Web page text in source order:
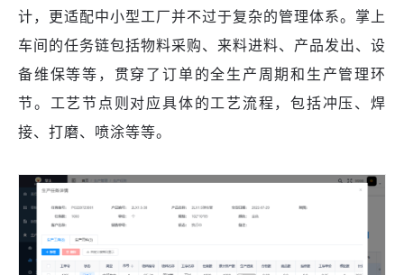
计，更适配中小型工厂并不过于复杂的管理体系。掌上
车间的任务链包括物料采购、来料进料、产品发出、设
备维保等等，贯穿了订单的全生产周期和生产管理环
节。工艺节点则对应具体的工艺流程，包括冲压、焊
接、打磨、喷涂等等。